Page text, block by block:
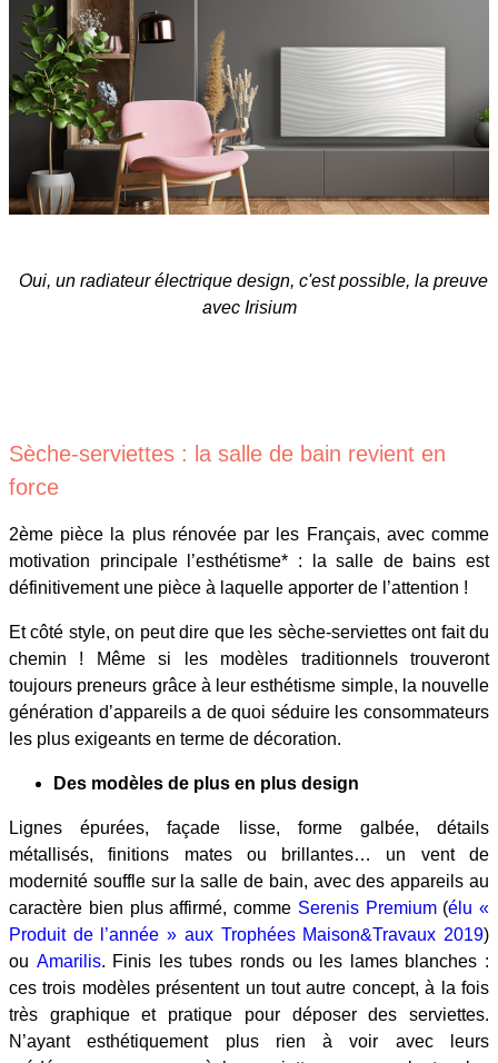
Oui, un radiateur électrique design, c'est possible, la preuve
avec Irisium
Sèche-serviettes : la salle de bain revient en
force
2ème pièce la plus rénovée par les Français, avec comme
motivation principale l’esthétisme* : la salle de bains est
définitivement une pièce à laquelle apporter de l’attention !
Et côté style, on peut dire que les sèche-serviettes ont fait du
chemin ! Même si les modèles traditionnels trouveront
toujours preneurs grâce à leur esthétisme simple, la nouvelle
génération d’appareils a de quoi séduire les consommateurs
les plus exigeants en terme de décoration.
Des modèles de plus en plus design
Lignes épurées, façade lisse, forme galbée, détails
métallisés, finitions mates ou brillantes… un vent de
modernité souffle sur la salle de bain, avec des appareils au
caractère bien plus affirmé, comme Serenis Premium(élu «
Produit de l’année » aux Trophées Maison&Travaux 2019)
ou Amarilis. Finis les tubes ronds ou les lames blanches :
ces trois modèles présentent un tout autre concept, à la fois
très graphique et pratique pour déposer des serviettes.
N’ayant esthétiquement plus rien à voir avec leurs